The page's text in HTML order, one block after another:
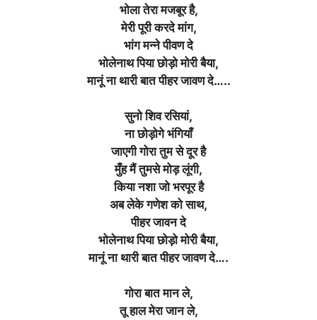
भोला तेरा मजबूर है,
मेरी पूरी करदे मांग,
भांग मन्ने पीवण दे
भोलेनाथ पिया छोड़ो मोरी बैया,
मानूं ना थारी बात पीहर जावण दे…..
सुनो शिव रसियां,
ना छोड़ोगे भंगियाँ
जाएगी गोरा तुम से दूर है
मुँह मैं तुमसे मोड़ लूंगी,
किया नशा जो भरपूर है
अब लेके गणेश को साथ,
पीहर जावन दे
भोलेनाथ पिया छोड़ो मोरी बैया,
मानूं ना थारी बात पीहर जावण दे….
गोरा बात मान ले,
तू हाल मेरा जान ले,